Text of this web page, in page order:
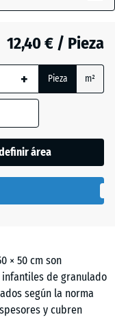
× 50 cm son
de granulado
según la norma
y cubren
12,40 € / Pieza
+ Pieza m²
área